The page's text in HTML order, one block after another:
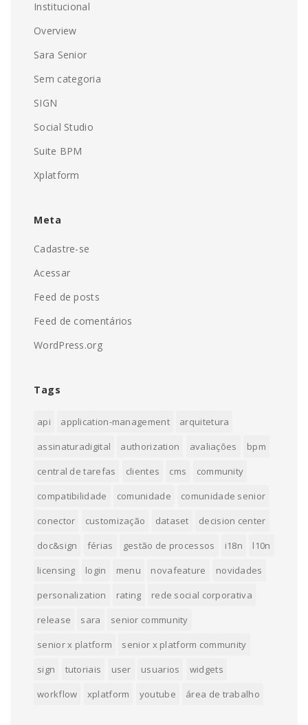
Institucional
Overview
Sara Senior
Sem categoria
SIGN
Social Studio
Suite BPM
Xplatform
Meta
Cadastre-se
Acessar
Feed de posts
Feed de comentários
WordPress.org
Tags
api application-management
arquitetura
assinaturadigital
authorization avaliações
bpm
central de tarefas
clientes cms
community
compatibilidade
comunidade
comunidade senior
conector
customização dataset
decision center
doc&sign
férias gestão de processos i18n
l10n
licensing
login menu novafeature
novidades
personalization
rating
rede social corporativa
release
sara
senior community
senior x platform
senior x platform community
sign
tutoriais user usuarios
widgets
workflow
xplatform youtube área de trabalho